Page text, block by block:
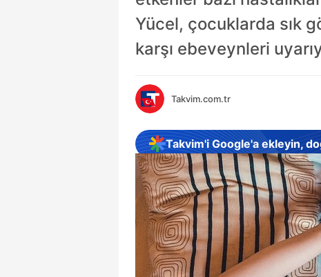
Yücel, çocuklarda sık
karşı ebeveynleri
Takvim.com.tr
Takvim'i Google'a ekleyin,